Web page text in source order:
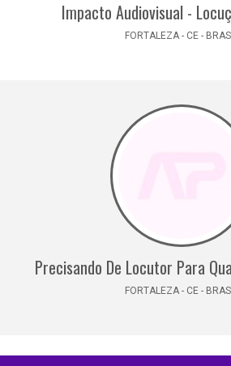
Impacto Audiovisual -
FORTALEZA - CE -
Precisando De Locutor Para
FORTALEZA - CE -